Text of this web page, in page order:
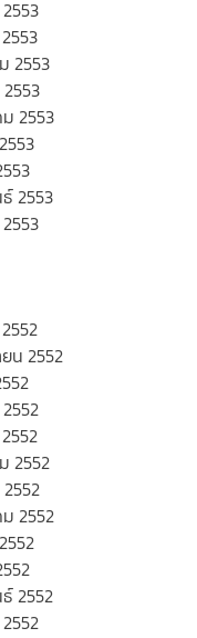
2553
2553
2553
น 2552
2552
2552
2552